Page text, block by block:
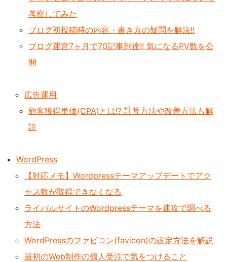
考察してみた
ブログ初投稿時の内容・書き方の疑問を解決!!
ブログ運営7ヶ月で70記事到達!! 気になるPV数を公
開
広告運用
顧客獲得単価(CPA)とは!? 計算方法や改善方法も解
説
WordPress
【対応メモ】Wordpressテーマアップデートでアク
セス数が取得できなくなる
ライバルサイトのWordpressテーマを速攻で調べる
方法
WordPressのファビコン(favicon)の設定方法を解説
最初のWeb制作の個人受注で気をつけること